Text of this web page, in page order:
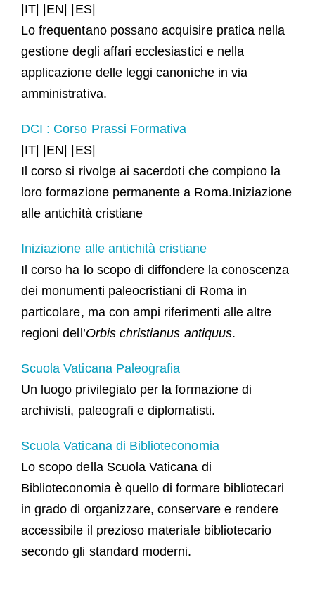
|IT| |EN| |ES|
Lo frequentano possano acquisire pratica nella
gestione degli affari ecclesiastici e nella
applicazione delle leggi canoniche in via
amministrativa.
DCI : Corso Prassi Formativa
|IT| |EN| |ES|
Il corso si rivolge ai sacerdoti che compiono la
loro formazione permanente a Roma.Iniziazione
alle antichità cristiane
Iniziazione alle antichità cristiane
Il corso ha lo scopo di diffondere la conoscenza
dei monumenti paleocristiani di Roma in
particolare, ma con ampi riferimenti alle altre
regioni dell’Orbis christianus antiquus.
Scuola Vaticana Paleografia
Un luogo privilegiato per la formazione di
archivisti, paleografi e diplomatisti.
Scuola Vaticana di Biblioteconomia
Lo scopo della Scuola Vaticana di
Biblioteconomia è quello di formare bibliotecari
in grado di organizzare, conservare e rendere
accessibile il prezioso materiale bibliotecario
secondo gli standard moderni.